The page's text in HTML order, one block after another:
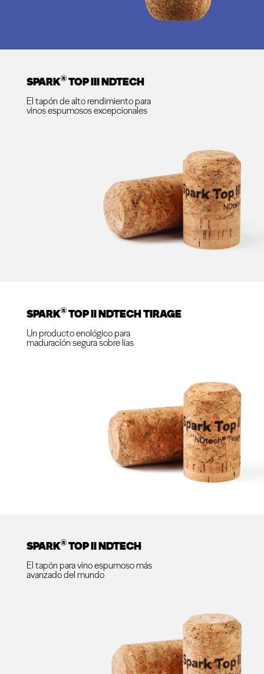
SPARK®TOP III NDTECH
El tapón de alto rendimiento para
vinos espumosos excepcionales
SPARK®TOP II NDTECH TIRAGE
Un producto enológico para
maduración segura sobre lías
SPARK®TOP II NDTECH
El tapón para vino espumoso más
avanzado del mundo